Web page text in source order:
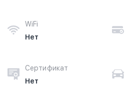
WiFi
Нет
Сертификат
Нет